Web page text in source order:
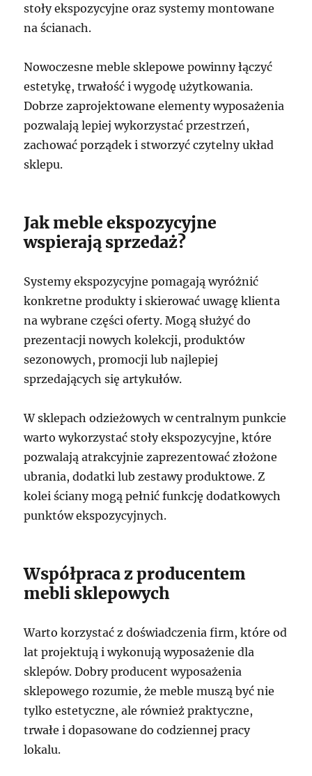
stoły ekspozycyjne oraz systemy montowane
na ścianach.
Nowoczesne meble sklepowe powinny łączyć
estetykę, trwałość i wygodę użytkowania.
Dobrze zaprojektowane elementy wyposażenia
pozwalają lepiej wykorzystać przestrzeń,
zachować porządek i stworzyć czytelny układ
sklepu.
Jak meble ekspozycyjne
wspierają sprzedaż?
Systemy ekspozycyjne pomagają wyróżnić
konkretne produkty i skierować uwagę klienta
na wybrane części oferty. Mogą służyć do
prezentacji nowych kolekcji, produktów
sezonowych, promocji lub najlepiej
sprzedających się artykułów.
W sklepach odzieżowych w centralnym punkcie
warto wykorzystać stoły ekspozycyjne, które
pozwalają atrakcyjnie zaprezentować złożone
ubrania, dodatki lub zestawy produktowe. Z
kolei ściany mogą pełnić funkcję dodatkowych
punktów ekspozycyjnych.
Współpraca z producentem
mebli sklepowych
Warto korzystać z doświadczenia firm, które od
lat projektują i wykonują wyposażenie dla
sklepów. Dobry producent wyposażenia
sklepowego rozumie, że meble muszą być nie
tylko estetyczne, ale również praktyczne,
trwałe i dopasowane do codziennej pracy
lokalu.